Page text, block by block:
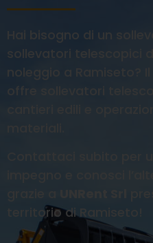
Hai bisogno di un
sollevatori telescopici
noleggio a Ramiseto?
offre sollevatori
territorio di Ramiseto!